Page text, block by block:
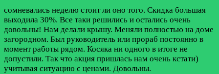
сомневались неделю стоит ли оно того. Скидка большая
выходила 30%. Все таки решились и остались очень
довольны! Нам делали крышу. Меняли полностью на доме
загородном. Был руководитель или прораб постоянно в
момент работы рядом. Косяка ни одного в итоге не
допустили. Так что акция пришлась нам очень кстати)
учитывая ситуацию с ценами. Довольны.